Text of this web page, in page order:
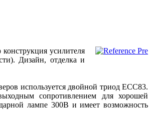
усилителя
Дизайн, отделка и
используется двойной триод ECC83.
сопротивлением для хорошей
лампе 300B и имеет возможность